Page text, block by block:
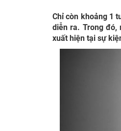
Chỉ còn khoảng 1
diễn ra. Trong đó,
xuất hiện tại sự